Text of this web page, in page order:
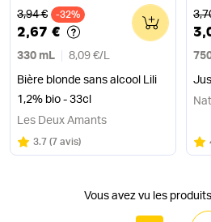
Ancien prix
3,94 € -32%
2,67 €
330 mL 8,09 €/ L
Bière blonde sans alcool Lili
1,2% bio - 33cl
0
Les Deux Amants
Note
3.7 sur 5
(7 avis)
Vous avez vu les